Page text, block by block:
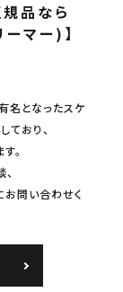
品なら
マー)】
名となったスケ
おり、
。
お問い合わせく